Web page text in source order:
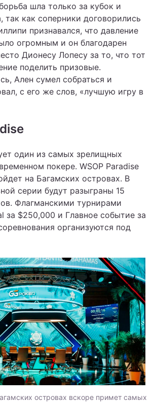
шла только за кубок и
так как соперники договорились
признавался, что давление
огромным и он благодарен
Дионесу Лопесу за то, что тот
поделить призовые.
Ален сумел собраться и
с его же слов, «лучшую игру в
один из самых зрелищных
покере. WSOP Paradise
на Багамских островах. В
серии будут разыграны 15
Флагманскими турнирами
за $250,000 и Главное событие за
организуются под
островах вскоре примет самых